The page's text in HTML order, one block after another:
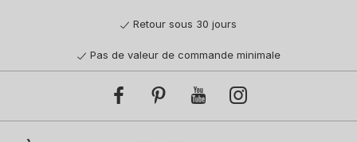
Retour sous 30 jours
Pas de valeur de commande minimale